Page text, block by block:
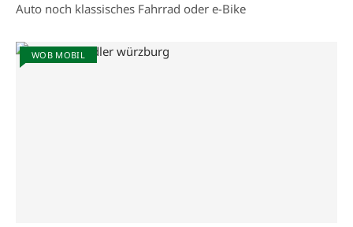
Auto noch klassisches Fahrrad oder e-Bike
WOB MOBIL